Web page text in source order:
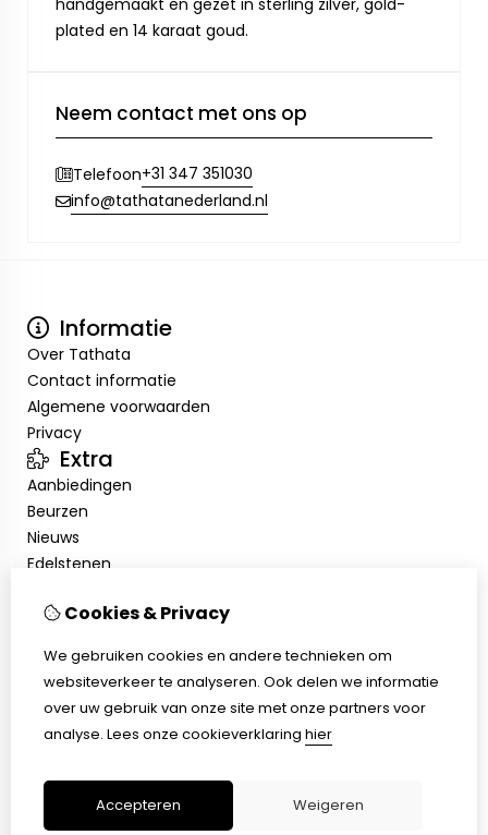
handgemaakt en gezet in sterling zilver, gold-
plated en 14 karaat goud.
Neem contact met ons op
Telefoon+31 347 351030
info@tathatanederland.nl
Informatie
Over Tathata
Contact informatie
Algemene voorwaarden
Privacy
Extra
Aanbiedingen
Beurzen
Nieuws
Edelstenen
Mijn account
Bestelhistorie
Klantenservice
Contact
Cookies & Privacy
We gebruiken cookies en andere technieken om
websiteverkeer te analyseren. Ook delen we informatie
over uw gebruik van onze site met onze partners voor
analyse. Lees onze cookieverklaring hier
Accepteren Weigeren